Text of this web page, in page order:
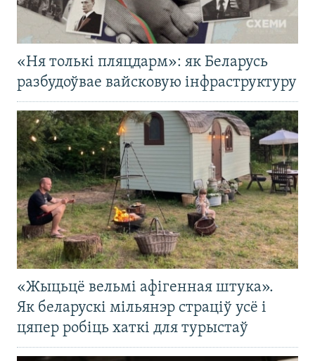
«Ня толькі пляцдарм»: як Беларусь
разбудоўвае вайсковую інфраструктуру
«Жыцьцё вельмі афігенная штука».
Як беларускі мільянэр страціў усё і
цяпер робіць хаткі для турыстаў